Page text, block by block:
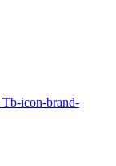
Tb-icon-brand-